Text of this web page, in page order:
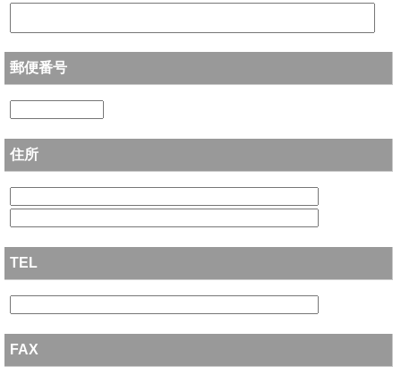
郵便番号
住所
TEL
FAX